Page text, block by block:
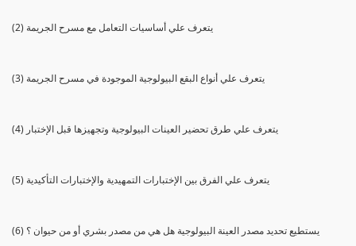
(2) يتعرف علي أساسيات التعامل مع مسرح الجريمة
(3) يتعرف علي أنواع البقع البيولوجية الموجودة في مسرح الجريمة
(4) يتعرف علي طرق تحضير العينات البيولوجية وتجهيزها قبل الإختبار
(5) يتعرف علي الفرق بين الإختبارات التمهيدية والإختبارات التأكيدية
(6) يستطيع تحديد مصدر العينة البيولوجية هل هي من مصدر بشري أو من حيوان ؟